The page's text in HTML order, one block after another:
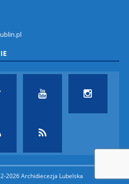
2026 Archidiecezja Lubelska